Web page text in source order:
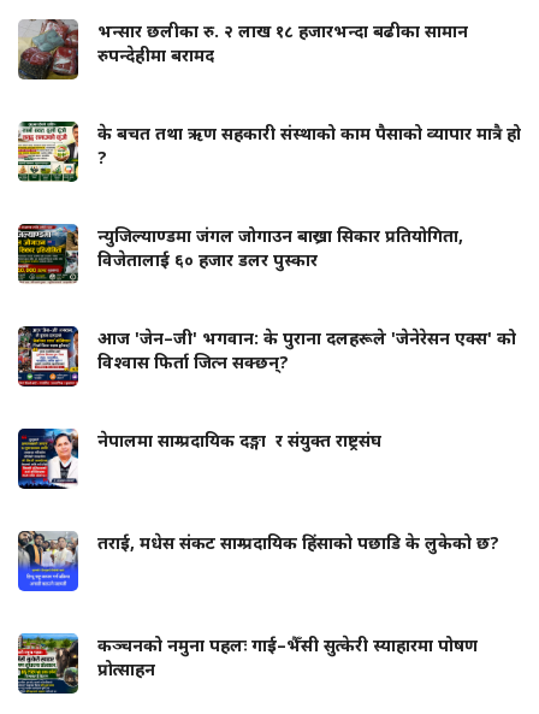
भन्सार छलीका रु. २ लाख १८ हजारभन्दा बढीका सामान
रुपन्देहीमा बरामद
के बचत तथा ऋण सहकारी संस्थाको काम पैसाको व्यापार मात्रै हो
?
न्युजिल्याण्डमा जंगल जोगाउन बाख्रा सिकार प्रतियोगिता,
विजेतालाई ६० हजार डलर पुस्कार
आज 'जेन–जी' भगवान: के पुराना दलहरूले 'जेनेरेसन एक्स' को
विश्वास फिर्ता जित्न सक्छन्?
नेपालमा साम्प्रदायिक दङ्गा र संयुक्त राष्ट्रसंघ
तराई, मधेस संकट साम्प्रदायिक हिंसाको पछाडि के लुकेको छ?
कञ्चनको नमुना पहलः गाई–भैँसी सुत्केरी स्याहारमा पोषण
प्रोत्साहन